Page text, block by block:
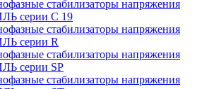
стабилизаторы напряжения
серии C 19
стабилизаторы напряжения
серии R
стабилизаторы напряжения
серии SP
стабилизаторы напряжения